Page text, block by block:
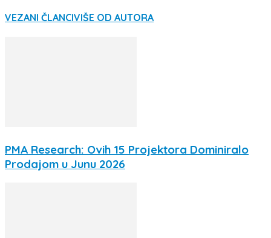
VEZANI ČLANCIVIŠE OD AUTORA
PMA Research: Ovih 15 Projektora Dominiralo
Prodajom u Junu 2026